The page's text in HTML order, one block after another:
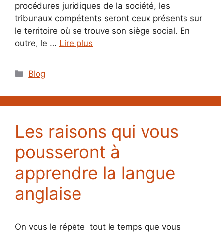
procédures juridiques de la société, les
tribunaux compétents seront ceux présents sur
le territoire où se trouve son siège social. En
outre, le … Lire plus
Catégories
Blog
Les raisons qui vous
pousseront à
apprendre la langue
anglaise
On vous le répète tout le temps que vous